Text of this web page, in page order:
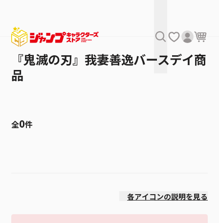
『鬼滅の刃』我妻善逸バースデイ商
品
全0件
各アイコンの説明を見る